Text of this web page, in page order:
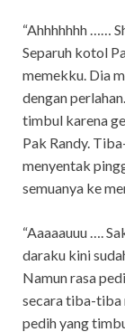
“Ahhhhhhh ……
Separuh kotol
memekku. Dia
dengan
timbul karena
Pak Randy.
menyentak
semuanya ke
“Aaaaauuu ….
daraku kini
Namun rasa
secara tiba-tiba
pedih yang